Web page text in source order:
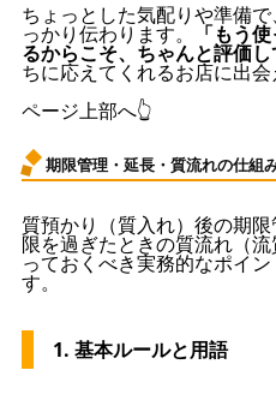
ちょっとした気配りや準備
っかり伝わります。 「もう
るからこそ、ちゃんと評価し
ちに応えてくれるお店に出会
ページ上部へ👆
期限管理・延長・質流れの仕組
質預かり（質入れ）後の期
限を過ぎたときの質流れ（
っておくべき実務的なポイ
す。
1. 基本ルールと用語